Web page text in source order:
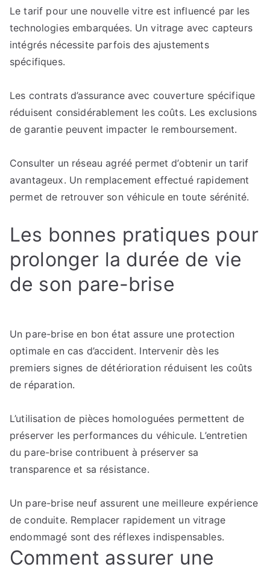
Le tarif pour une nouvelle vitre est influencé par les
technologies embarquées. Un vitrage avec capteurs
intégrés nécessite parfois des ajustements
spécifiques.
Les contrats d’assurance avec couverture spécifique
réduisent considérablement les coûts. Les exclusions
de garantie peuvent impacter le remboursement.
Consulter un réseau agréé permet d’obtenir un tarif
avantageux. Un remplacement effectué rapidement
permet de retrouver son véhicule en toute sérénité.
Les bonnes pratiques pour
prolonger la durée de vie
de son pare-brise
Un pare-brise en bon état assure une protection
optimale en cas d’accident. Intervenir dès les
premiers signes de détérioration réduisent les coûts
de réparation.
L’utilisation de pièces homologuées permettent de
préserver les performances du véhicule. L’entretien
du pare-brise contribuent à préserver sa
transparence et sa résistance.
Un pare-brise neuf assurent une meilleure expérience
de conduite. Remplacer rapidement un vitrage
endommagé sont des réflexes indispensables.
Comment assurer une